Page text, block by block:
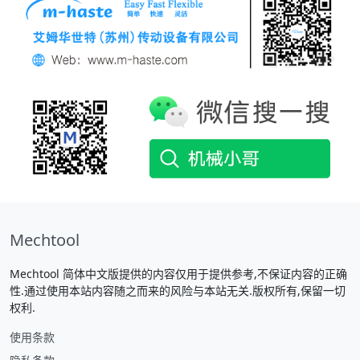
Mechtool
Mechtool 简体中文版提供的内容仅用于提供参考,不保证内容的正确
性.通过使用本站内容随之而来的风险与本站无关.版权所有,保留一切
权利.
使用条款